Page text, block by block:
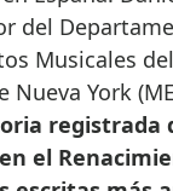
del
Musicales
Nueva York
registrada
el